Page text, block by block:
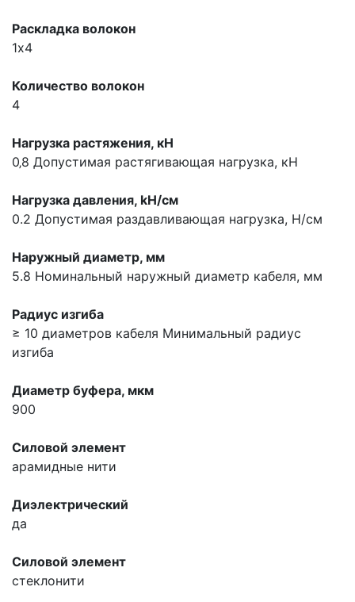
Раскладка волокон
1х4
Количество волокон
4
Нагрузка растяжения, кН
0‚8 Допустимая растягивающая нагрузка, кН
Нагрузка давления, kН/см
0.2 Допустимая раздавливающая нагрузка, Н/см
Наружный диаметр, мм
5.8 Номинальный наружный диаметр кабеля, мм
Радиус изгиба
≥ 10 диаметров кабеля Минимальный радиус
изгиба
Диаметр буфера, мкм
900
Силовой элемент
арамидные нити
Диэлектрический
да
Силовой элемент
стеклонити